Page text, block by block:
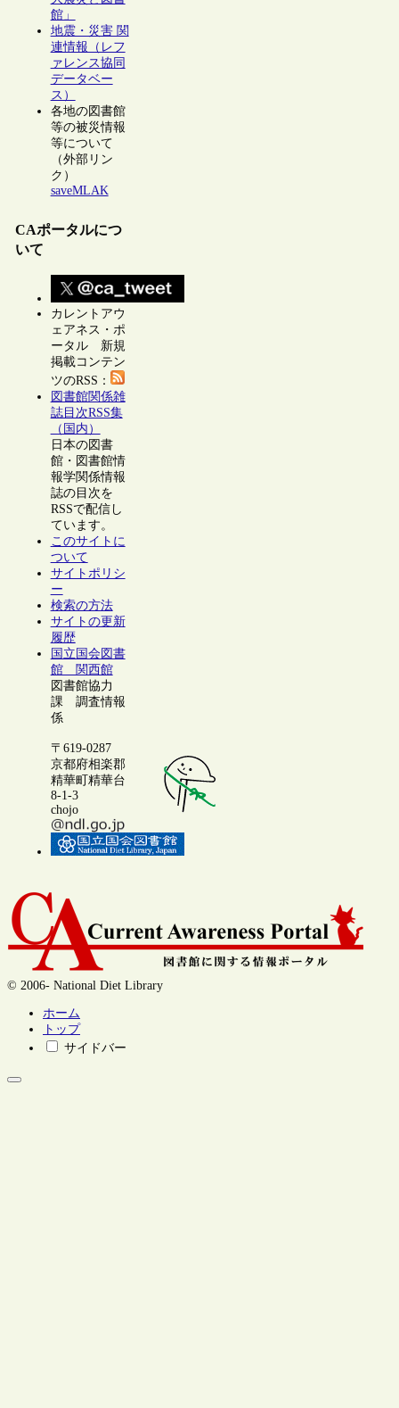
館」
地震・災害 関
連情報（レフ
ァレンス協同
データベー
ス）
各地の図書館
等の被災情報
等について
（外部リン
ク）
saveMLAK
CAポータルにつ
いて
カレントアウ
ェアネス・ポ
ータル 新規
掲載コンテン
ツのRSS：
図書館関係雑
誌目次RSS集
（国内）
日本の図書
館・図書館情
報学関係情報
誌の目次を
RSSで配信し
ています。
このサイトに
ついて
サイトポリシ
ー
検索の方法
サイトの更新
履歴
国立国会図書
館 関西館
図書館協力
課 調査情報
係
〒619-0287
京都府相楽郡
精華町精華台
8-1-3
chojo
© 2006- National Diet Library
ホーム
トップ
サイドバー